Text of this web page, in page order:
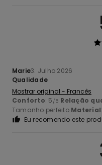
Marie3. Julho 2026
Qualidade
Mostrar original - Francês
Conforto: 5 /5 Relação
Tamanho perfeito Material
Eu recomendo este